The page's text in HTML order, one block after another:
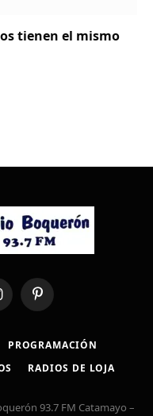
tienen el mismo
Pinterest
PROGRAMACIÓN
RADIOS DE LOJA
93.7 FM Catamayo –